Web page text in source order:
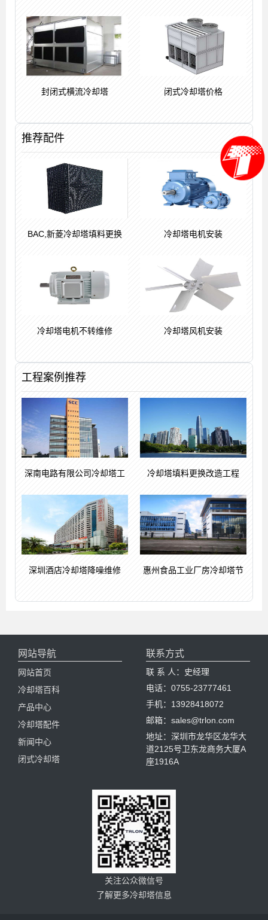
封闭式横流冷却塔 闭式冷却塔价格
推荐配件
BAC,新菱冷却塔填料更换 冷却塔电机安装
冷却塔电机不转维修 冷却塔风机安装
工程案例推荐
深南电路有限公司冷却塔工 冷却塔填料更换改造工程
深圳酒店冷却塔降噪维修 惠州食品工业厂房冷却塔节
网站导航
网站首页
冷却塔百科
产品中心
冷却塔配件
新闻中心
闭式冷却塔
联系方式
联 系 人：史经理
电话：0755-23777461
手机：13928418072
邮箱：sales@trlon.com
地址：深圳市龙华区龙华大
道2125号卫东龙商务大厦A
座1916A
关注公众微信号
了解更多冷却塔信息